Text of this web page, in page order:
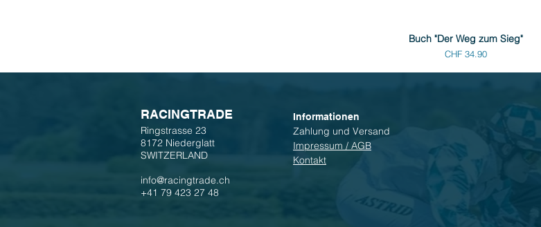
Buch "Der Weg zum Sieg"
Preis
CHF 34.90
Informationen
Zahlung und Versand
Impressum / AGB
Kontakt
RACINGTRADE
Ringstrasse 23
8172 Niederglatt
SWITZERLAND
info@racingtrade.ch
+41 79 423 27 48